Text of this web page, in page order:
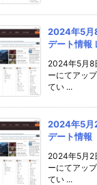
2024年5月
デート情報
2024年5月8
ーにてアッ
てい ...
2024年5月
デート情報
2024年5月2
ーにてアッ
てい ...